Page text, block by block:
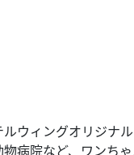
ウィングオリジナ
病院など、ワンち